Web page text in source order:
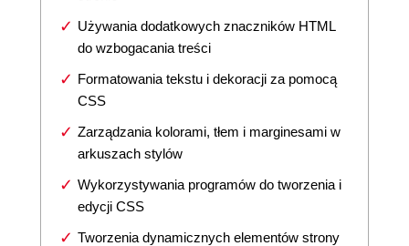
Używania dodatkowych znaczników HTML
do wzbogacania treści
Formatowania tekstu i dekoracji za pomocą
CSS
Zarządzania kolorami, tłem i marginesami w
arkuszach stylów
Wykorzystywania programów do tworzenia i
edycji CSS
Tworzenia dynamicznych elementów strony